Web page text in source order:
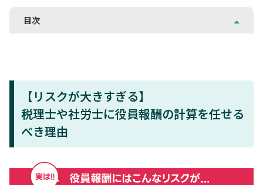
目次
【リスクが大きすぎる】
税理士や社労士に役員報酬の計算を任せる
べき理由